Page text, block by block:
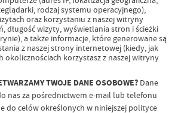
rodzaj systemu operacyjnego),
oraz korzystaniu z naszej witryny
długość wizyty, wyświetlania stron i ścieżki
a także informacje, które generowane są
z naszej strony internetowej (kiedy, jak
okolicznościach korzystasz z naszej witryny
TWOJE DANE OSOBOWE? Dane
nas za pośrednictwem e-mail lub telefonu
do celów określonych w niniejszej polityce